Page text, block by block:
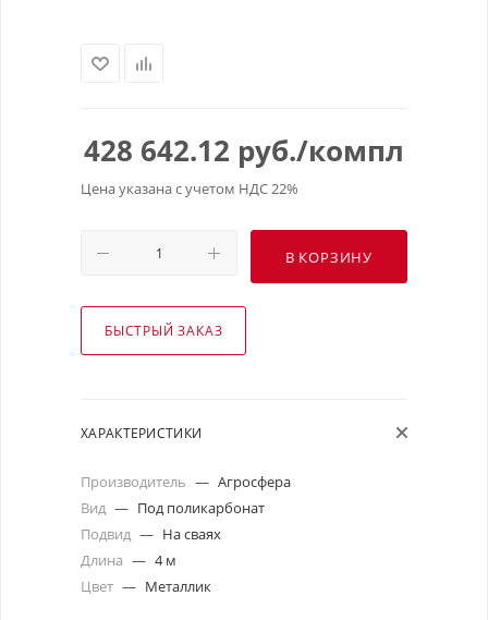
428 642.12 руб./компл
Цена указана с учетом НДС 22%
В КОРЗИНУ
БЫСТРЫЙ ЗАКАЗ
ХАРАКТЕРИСТИКИ
Производитель — Агросфера
Вид — Под поликарбонат
Подвид — На сваях
Длина — 4 м
Цвет — Металлик